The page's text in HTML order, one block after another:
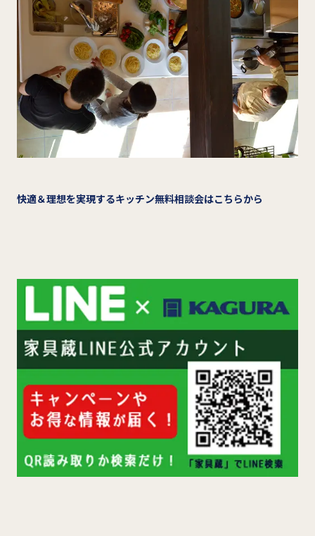
快適＆理想を実現するキッチン無料相談会はこちらから